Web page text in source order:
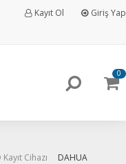
Kayıt Ol Giriş Yap
0
Cihazı
DAHUA